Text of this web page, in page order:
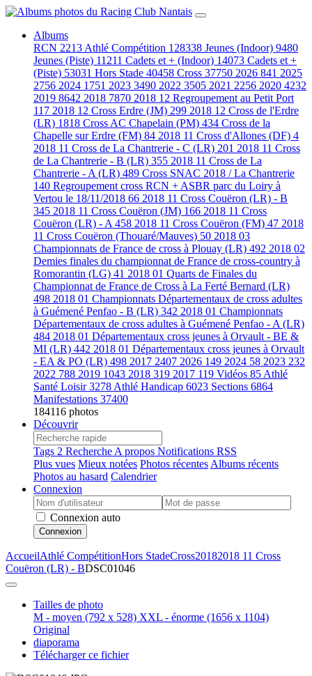
Albums
RCN 2213 Athlé Compétition 128338 Jeunes (Indoor) 9480
Jeunes (Piste) 11211 Cadets et + (Indoor) 14073 Cadets et +
(Piste) 53031 Hors Stade 40458 Cross 37750 2026 841 2025
2756 2024 1751 2023 3490 2022 3505 2021 2256 2020 4232
2019 8642 2018 7870 2018 12 Regroupement au Petit Port
117 2018 12 Cross Erdre (JM) 299 2018 12 Cross de l'Erdre
(LR) 1818 Cross AC Chapelain (PM) 434 Cross de la
Chapelle sur Erdre (FM) 84 2018 11 Cross d'Allones (DF) 4
2018 11 Cross de La Chantrerie - C (LR) 201 2018 11 Cross
de La Chantrerie - B (LR) 355 2018 11 Cross de La
Chantrerie - A (LR) 489 Cross SNAC 2018 / La Chantrerie
140 Regroupement cross RCN + ASBR parc du Loiry à
Vertou le 18/11/2018 66 2018 11 Cross Couëron (LR) - B
345 2018 11 Cross Couëron (JM) 166 2018 11 Cross
Couëron (LR) - A 458 2018 11 Cross Couëron (FM) 47 2018
11 Cross Couëron (Thouaré/Mauves) 50 2018 03
Championnats de France de cross à Plouay (LR) 492 2018 02
Demies finales du championnat de France de cross-country à
Romorantin (LG) 41 2018 01 Quarts de Finales du
Championnat de France de Cross à La Ferté Bernard (LR)
498 2018 01 Championnats Départementaux de cross adultes
à Guémené Penfao - B (LR) 342 2018 01 Championnats
Départementaux de cross adultes à Guémené Penfao - A (LR)
484 2018 01 Départementaux cross jeunes à Orvault - BE &
MI (LR) 442 2018 01 Départementaux cross jeunes à Orvault
- EA & PO (LR) 498 2017 2407 2026 149 2024 58 2023 232
2022 788 2019 1043 2018 319 2017 119 Vidéos 85 Athlé
Santé Loisir3278 Athlé Handicap 6023 Sections 6864
Manifestations 37400
184116 photos
Découvrir
Tags 2 Recherche A propos Notifications RSS
Plus vues Mieux notées Photos récentes Albums récents
Photos au hasard Calendrier
Connexion
Connexion auto
Connexion
AccueilAthlé CompétitionHors StadeCross20182018 11 Cross
Couëron (LR) - BDSC01046
Tailles de photo
M - moyen (792 x 528) XXL - énorme (1656 x 1104)
Original
diaporama
Télécharger ce fichier